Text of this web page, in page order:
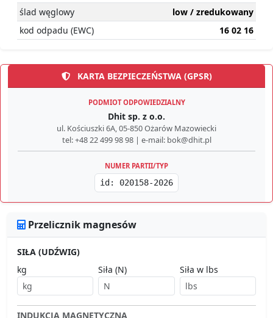
ślad węglowy
low / zredukowany
kod odpadu (EWC)
16 02 16
KARTA BEZPIECZEŃSTWA (GPSR)
PODMIOT ODPOWIEDZIALNY
Dhit sp. z o.o.
ul. Kościuszki 6A, 05-850 Ożarów Mazowiecki
tel: +48 22 499 98 98 | e-mail: bok@dhit.pl
NUMER PARTII/TYP
id: 020158-2026
Przelicznik magnesów
SIŁA (UDŹWIG)
kg
Siła (N) Siła w lbs
INDUKCJA MAGNETYCZNA